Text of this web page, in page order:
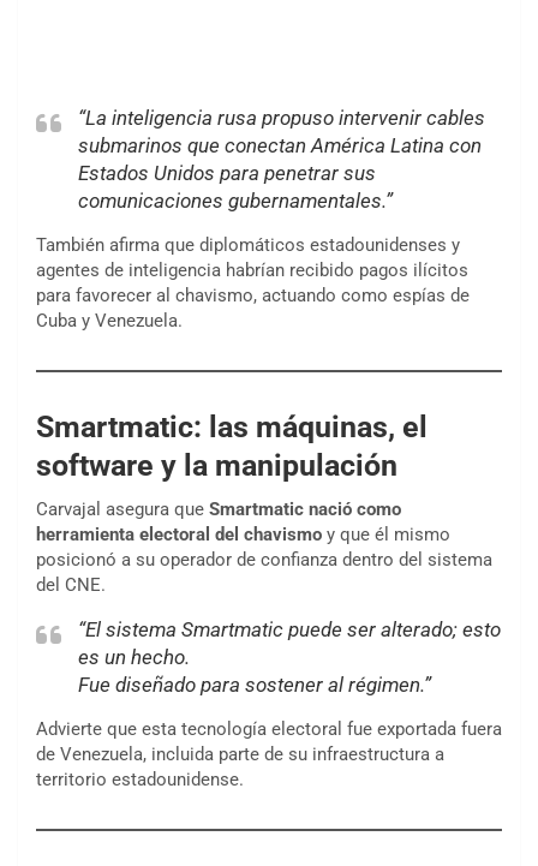
“La inteligencia rusa propuso intervenir cables
submarinos que conectan América Latina con
Estados Unidos para penetrar sus
comunicaciones gubernamentales.”
También afirma que diplomáticos estadounidenses y
agentes de inteligencia habrían recibido pagos ilícitos
para favorecer al chavismo, actuando como espías de
Cuba y Venezuela.
Smartmatic: las máquinas, el
software y la manipulación
Carvajal asegura que Smartmatic nació como
herramienta electoral del chavismo y que él mismo
posicionó a su operador de confianza dentro del sistema
del CNE.
“El sistema Smartmatic puede ser alterado; esto
es un hecho.
Fue diseñado para sostener al régimen.”
Advierte que esta tecnología electoral fue exportada fuera
de Venezuela, incluida parte de su infraestructura a
territorio estadounidense.